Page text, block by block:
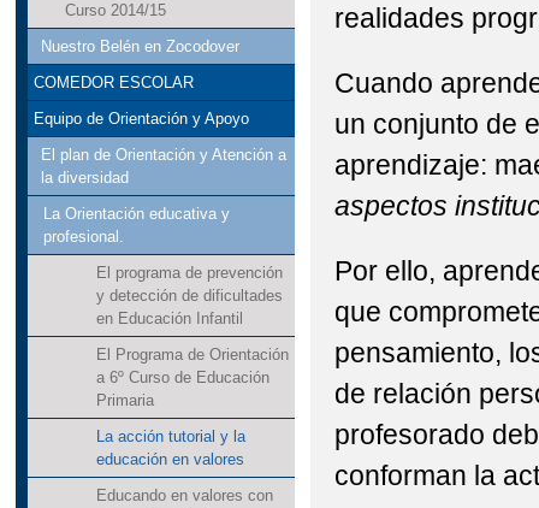
Curso 2014/15
Nuestro Belén en Zocodover
COMEDOR ESCOLAR
Equipo de Orientación y Apoyo
El plan de Orientación y Atención a
la diversidad
La Orientación educativa y
profesional.
El programa de prevención
y detección de dificultades
en Educación Infantil
El Programa de Orientación
a 6º Curso de Educación
Primaria
La acción tutorial y la
educación en valores
Educando en valores con
realidades
Cuando
un conjunto de
aprendizaje:
aspectos
Por ello,
que
pensamiento,
de relación
profesorado
conforman la